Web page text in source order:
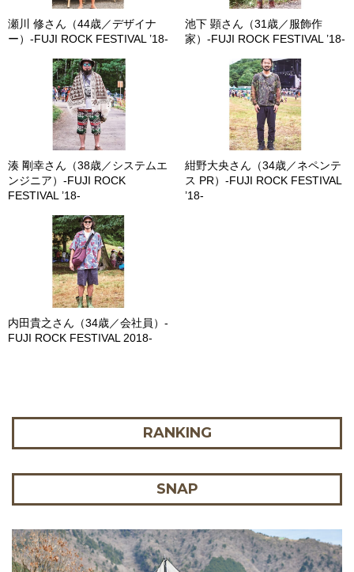
瀬川 修さん（44歳／デザイナ
ー）-FUJI ROCK FESTIVAL ’18-
池下 顕さん（31歳／服飾作
家）-FUJI ROCK FESTIVAL ’18-
湊 剛幸さん（38歳／システムエ
ンジニア）-FUJI ROCK
FESTIVAL ’18-
紺野大央さん（34歳／ネペンテ
ス PR）-FUJI ROCK FESTIVAL
’18-
内田貴之さん（34歳／会社員）-
FUJI ROCK FESTIVAL 2018-
RANKING
SNAP